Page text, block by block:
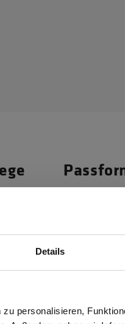
Details
personalisieren,
ein
14404-
bin. Alle Preise